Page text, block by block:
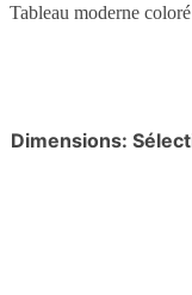
coloré
Tableau moderne
Dimensions: